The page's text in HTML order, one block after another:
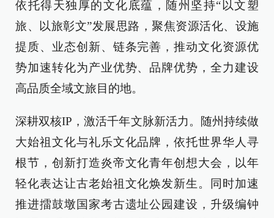
依托得天独厚的文化底蕴，随州坚持“以文塑
旅、以旅彰文”发展思路，聚焦资源活化、设施
提质、业态创新、链条完善，推动文化资源优
势加速转化为产业优势、品牌优势，全力建设
高品质全域文旅目的地。
深耕双核IP，激活千年文脉新活力。随州持续做
大始祖文化与礼乐文化品牌，依托世界华人寻
根节，创新打造炎帝文化青年创想大会，以年
轻化表达让古老始祖文化焕发新生。同时加速
推进擂鼓墩国家考古遗址公园建设，升级编钟